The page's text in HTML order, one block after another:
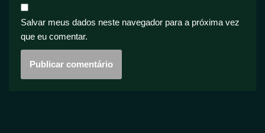
Salvar meus dados neste navegador para a próxima vez
que eu comentar.